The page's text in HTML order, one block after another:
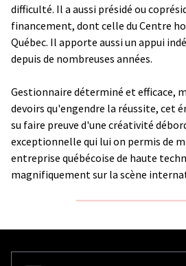
difficulté. Il a aussi présidé ou
financement, dont celle du Centre
Québec. Il apporte aussi un appui
depuis de nombreuses années.
Gestionnaire déterminé et efficace,
devoirs qu'engendre la réussite, cet
su faire preuve d'une créativité
exceptionnelle qui lui on permis de
entreprise québécoise de haute
magnifiquement sur la scène